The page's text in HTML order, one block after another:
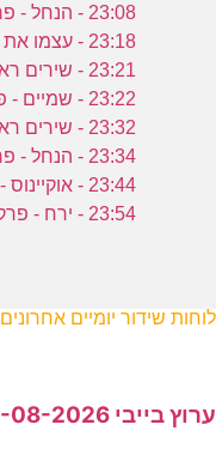
23:08 - הנחל - פרק 10
23:18 - עצמו את העיניים - פרק 8
23:21 - שירים ראשונים - פרק 70
23:22 - שמיים - פרק 4
23:32 - שירים ראשונים - פרק 70
23:34 - הנחל - פרק 14
23:44 - אוקיינוס - פרק 7
23:54 - ירח - פרק 17
לוחות שידור יומיים אחרונים
ערוץ בייבי 06-08-2026